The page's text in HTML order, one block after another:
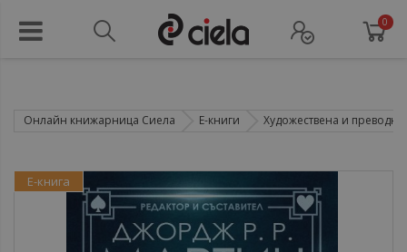
0
Онлайн книжарница Сиела Е-книги Художествена и преводна
Е-книга